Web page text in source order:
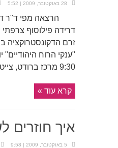
28 באוקטובר, 2009 | 5:52
הרצאה מפי ד"ר
דרידה פילוסוף צרפתי
זרם
9:30 מרכז ברודט, צייטלין 22 תל-אביב
קרא עוד »
איך חוזרים
5 באוקטובר, 2009 | 9:58